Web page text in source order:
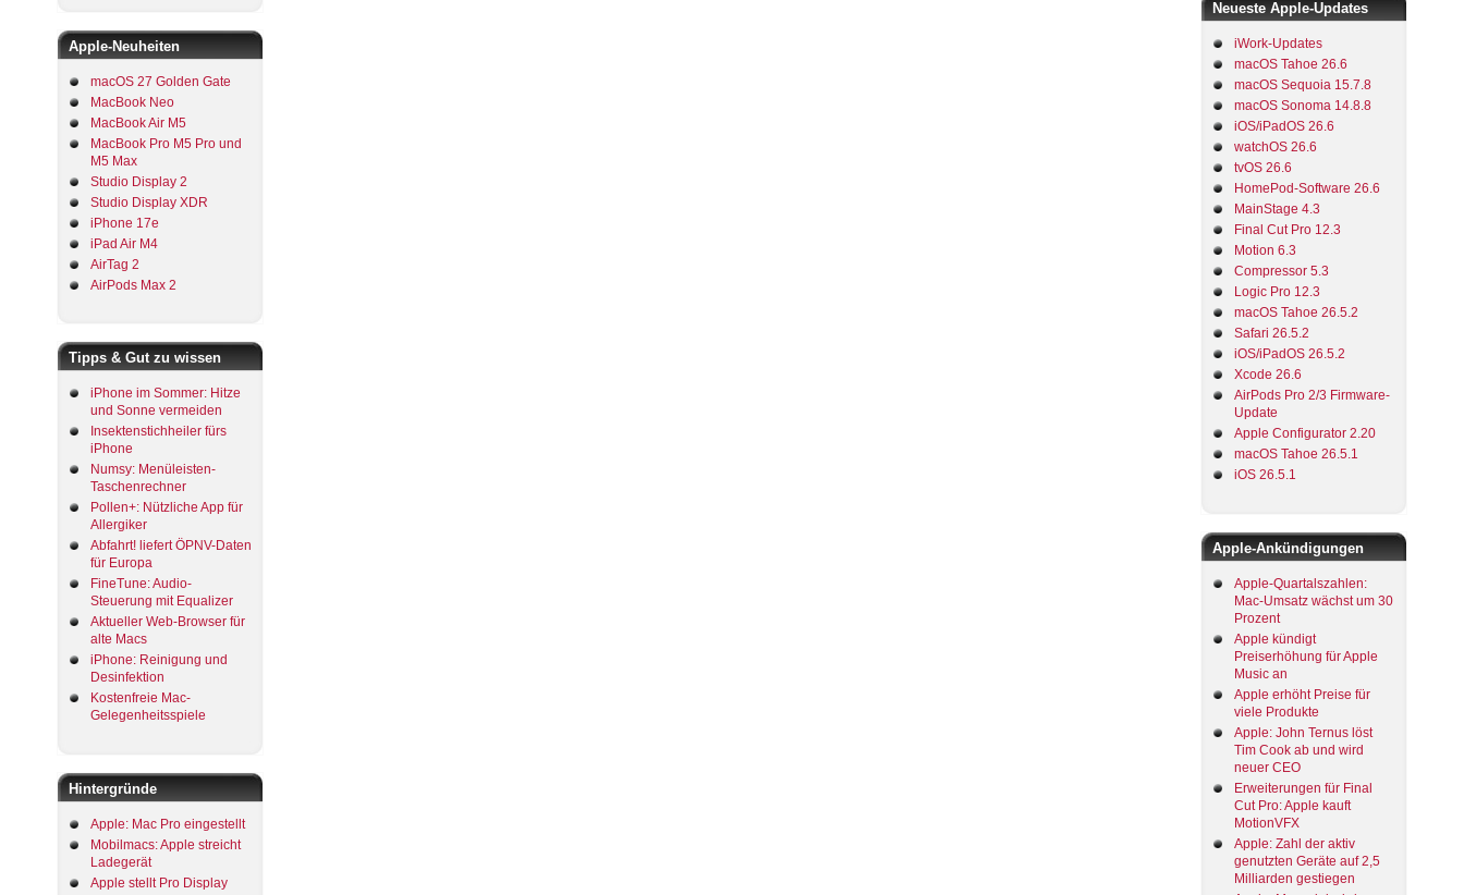
Apple-Neuheiten
macOS 27 Golden Gate
MacBook Neo
MacBook Air M5
MacBook Pro M5 Pro und
M5 Max
Studio Display 2
Studio Display XDR
iPhone 17e
iPad Air M4
AirTag 2
AirPods Max 2
Tipps & Gut zu wissen
iPhone im Sommer: Hitze
und Sonne vermeiden
Insektenstichheiler fürs
iPhone
Numsy: Menüleisten-
Taschenrechner
Pollen+: Nützliche App für
Allergiker
Abfahrt! liefert ÖPNV-Daten
für Europa
FineTune: Audio-
Steuerung mit Equalizer
Aktueller Web-Browser für
alte Macs
iPhone: Reinigung und
Desinfektion
Kostenfreie Mac-
Gelegenheitsspiele
Hintergründe
Apple: Mac Pro eingestellt
Mobilmacs: Apple streicht
Ladegerät
Apple stellt Pro Display
Neueste Apple-Updates
iWork-Updates
macOS Tahoe 26.6
macOS Sequoia 15.7.8
macOS Sonoma 14.8.8
iOS/iPadOS 26.6
watchOS 26.6
tvOS 26.6
HomePod-Software 26.6
MainStage 4.3
Final Cut Pro 12.3
Motion 6.3
Compressor 5.3
Logic Pro 12.3
macOS Tahoe 26.5.2
Safari 26.5.2
iOS/iPadOS 26.5.2
Xcode 26.6
AirPods Pro 2/3 Firmware-
Update
Apple Configurator 2.20
macOS Tahoe 26.5.1
iOS 26.5.1
Apple-Ankündigungen
Apple-Quartalszahlen:
Mac-Umsatz wächst um 30
Prozent
Apple kündigt
Preiserhöhung für Apple
Music an
Apple erhöht Preise für
viele Produkte
Apple: John Ternus löst
Tim Cook ab und wird
neuer CEO
Erweiterungen für Final
Cut Pro: Apple kauft
MotionVFX
Apple: Zahl der aktiv
genutzten Geräte auf 2,5
Milliarden gestiegen